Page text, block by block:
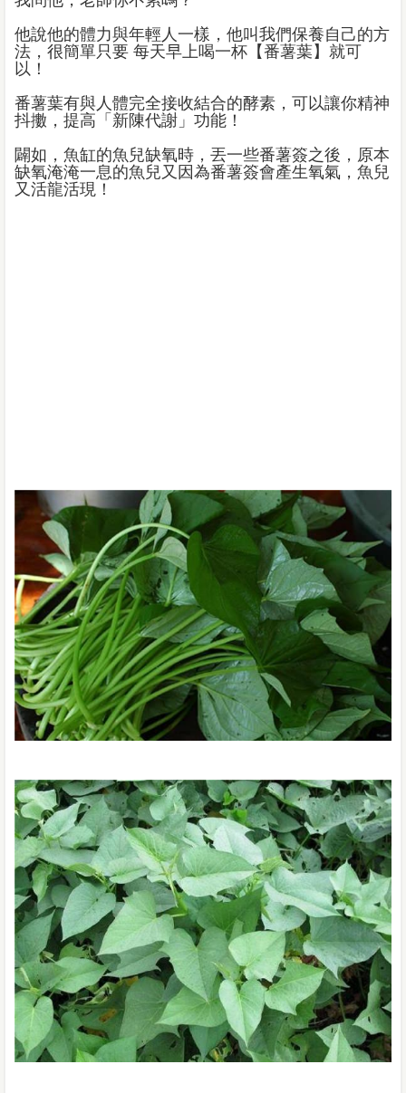
他說他的體力與年輕人一樣，他叫我們保養自己的方
法，很簡單只要 每天早上喝一杯【番薯葉】就可
以！
番薯葉有與人體完全接收結合的酵素，可以讓你精神
抖擻，提高「新陳代謝」功能！
闢如，魚缸的魚兒缺氧時，丟一些番薯簽之後，原本
缺氧淹淹一息的魚兒又因為番薯簽會產生氧氣，魚兒
又活龍活現！